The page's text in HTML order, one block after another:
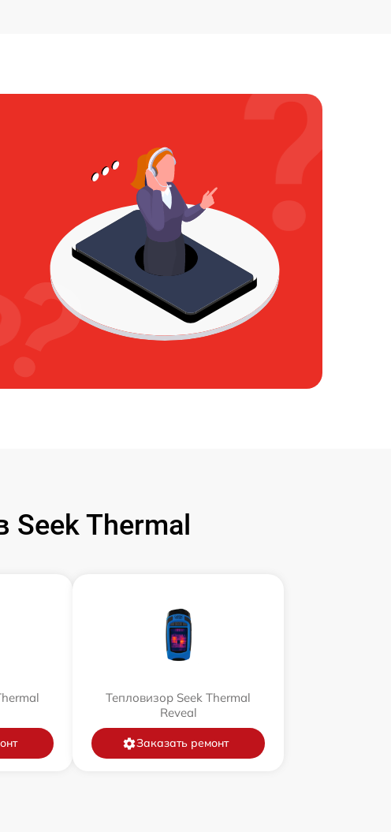
Thermal
Тепловизор Seek Thermal
Reveal
Заказать ремонт